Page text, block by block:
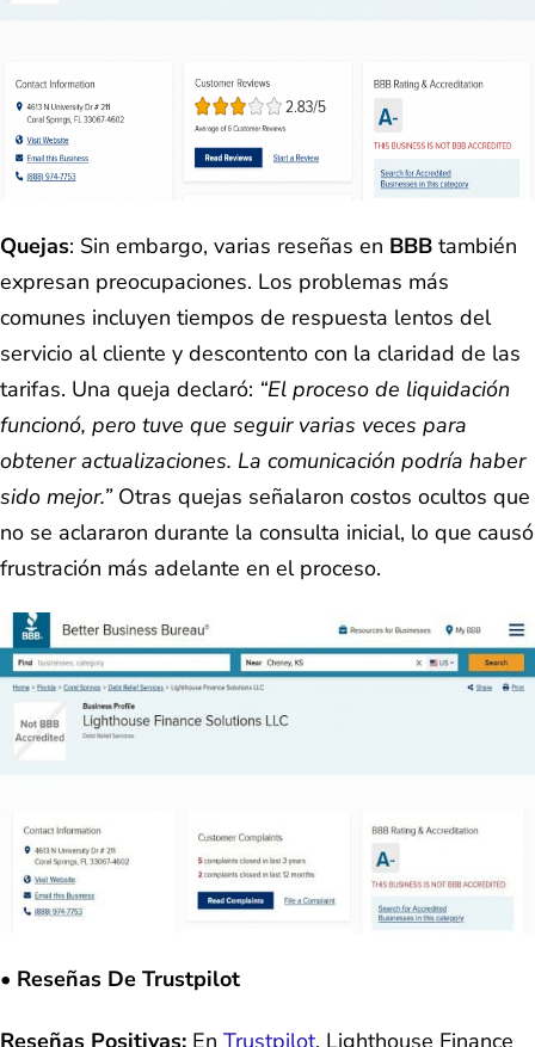
Quejas: Sin embargo, varias reseñas en BBB también
expresan preocupaciones. Los problemas más
comunes incluyen tiempos de respuesta lentos del
servicio al cliente y descontento con la claridad de las
tarifas. Una queja declaró: “El proceso de liquidación
funcionó, pero tuve que seguir varias veces para
obtener actualizaciones. La comunicación podría haber
sido mejor.”Otras quejas señalaron costos ocultos que
no se aclararon durante la consulta inicial, lo que causó
frustración más adelante en el proceso.
• Reseñas De Trustpilot